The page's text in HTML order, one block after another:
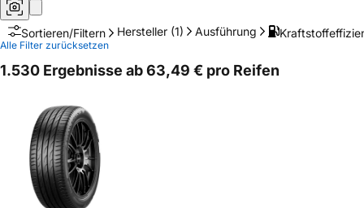
Sortieren/Filtern Hersteller (1) Ausführung
Alle Filter zurücksetzen
1.530 Ergebnisse ab 63,49 € pro Reifen